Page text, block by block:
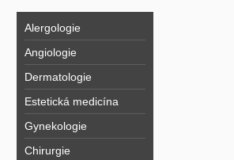
Alergologie
Angiologie
Dermatologie
Estetická medicína
Gynekologie
Chirurgie